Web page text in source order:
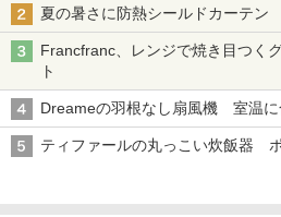
夏の暑さに防熱シールドカーテ
Francfranc、レンジで焼き目つく
ト
Dreameの羽根なし扇風機 室温に
ティファールの丸っこい炊飯器